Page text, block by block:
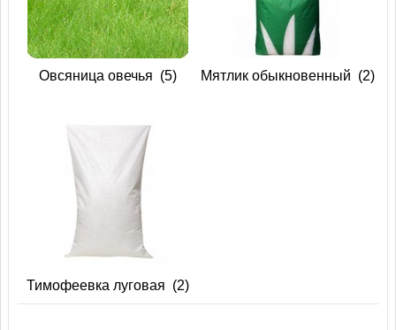
Овсяница овечья (5) Мятлик обыкновенный (2)
Тимофеевка луговая (2)